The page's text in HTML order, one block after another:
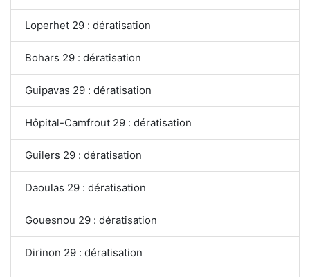
Loperhet 29 : dératisation
Bohars 29 : dératisation
Guipavas 29 : dératisation
Hôpital-Camfrout 29 : dératisation
Guilers 29 : dératisation
Daoulas 29 : dératisation
Gouesnou 29 : dératisation
Dirinon 29 : dératisation